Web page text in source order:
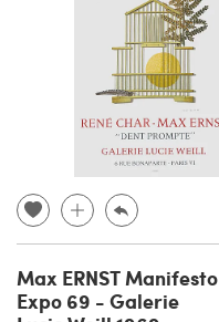
Max ERNST Manifesto
Expo 69 - Galerie